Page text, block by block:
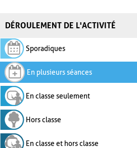
DÉROULEMENT DE L'ACTIVITÉ
Sporadiques
En plusieurs séances
En classe seulement
Hors classe
En classe et hors classe